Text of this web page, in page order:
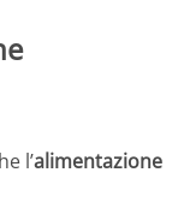
l’alimentazione